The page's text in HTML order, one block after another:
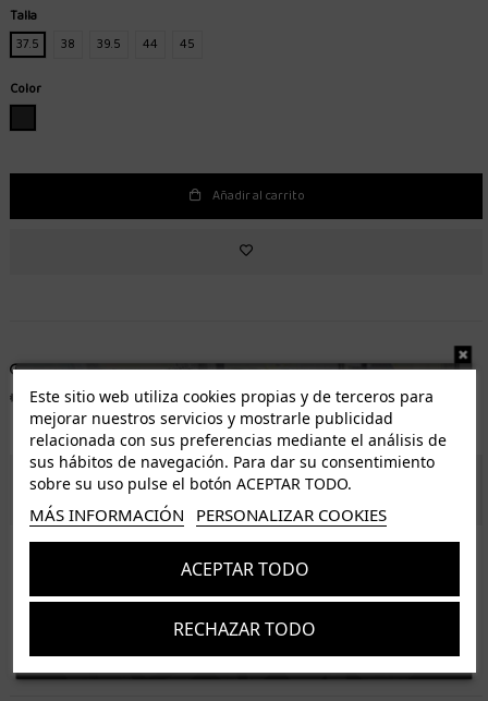
Talla
37.5
38 39.5 44
45
Color
Añadir al carrito
Entrega de 1 a 5 días laborables.
Distribuidor autorizado
Envío gratuito*
Fácil devolución
ENVÍO GRATUITO *
ISLAS CANARIAS
Tenerife 3.50€. Gratis a partir de 50€
Resto de islas 5€. Gratis a partir de 50€
Entrega de 1 a 5 días laborables. Los pedidos realizados a partir de las 12.00h serán enviados el
Este sitio web utiliza cookies propias y de terceros para
mejorar nuestros servicios y mostrarle publicidad
relacionada con sus preferencias mediante el análisis de
sus hábitos de navegación. Para dar su consentimiento
sobre su uso pulse el botón ACEPTAR TODO.
MÁS INFORMACIÓN PERSONALIZAR COOKIES
RECHAZAR TODO
ACEPTAR TODO
Suscríbete
Acepto lostérminos y condicionesy lapolítica de privacidad